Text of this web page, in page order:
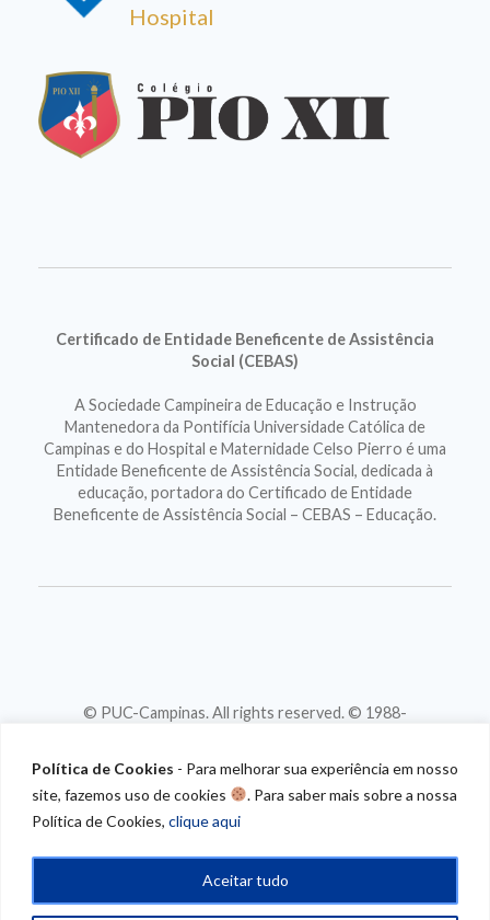
Política de Cookies - Para melhorar sua experiência em nosso
site, fazemos uso de cookies
. Para saber mais sobre a nossa
Política de Cookies, clique aqui
Aceitar tudo
Hospital
Certificado de Entidade Beneficente de Assistência
Social (CEBAS)
A Sociedade Campineira de Educação e Instrução
Mantenedora da Pontifícia Universidade Católica de
Campinas e do Hospital e Maternidade Celso Pierro é uma
Entidade Beneficente de Assistência Social, dedicada à
educação, portadora do Certificado de Entidade
Beneficente de Assistência Social – CEBAS – Educação.
© PUC-Campinas. All rights reserved. © 1988-